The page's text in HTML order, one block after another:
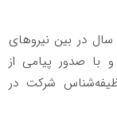
در بین نیروهای
با صدور پیامی از
شرکت در